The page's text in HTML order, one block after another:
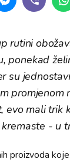
rutini
ponekad
su
promjenom
evo mali trik
- u
proizvoda